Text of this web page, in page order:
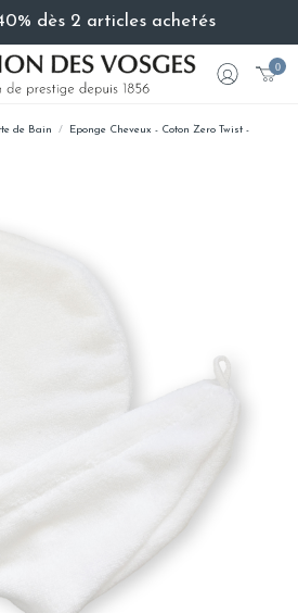
dès 2 articles achetés
0
de Bain
Eponge Cheveux - Coton Zero Twist -